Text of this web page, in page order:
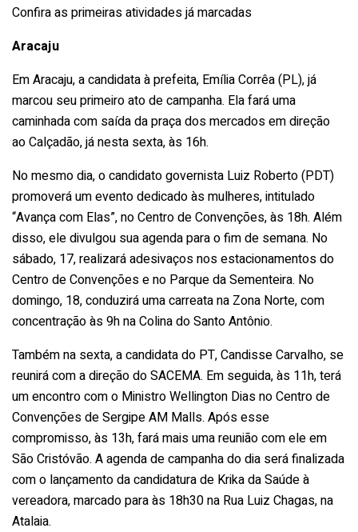
Confira as primeiras atividades já marcadas
Aracaju
Em Aracaju, a candidata à prefeita, Emília Corrêa (PL), já
marcou seu primeiro ato de campanha. Ela fará uma
caminhada com saída da praça dos mercados em direção
ao Calçadão, já nesta sexta, às 16h.
No mesmo dia, o candidato governista Luiz Roberto (PDT)
promoverá um evento dedicado às mulheres, intitulado
“Avança com Elas”, no Centro de Convenções, às 18h. Além
disso, ele divulgou sua agenda para o fim de semana. No
sábado, 17, realizará adesivaços nos estacionamentos do
Centro de Convenções e no Parque da Sementeira. No
domingo, 18, conduzirá uma carreata na Zona Norte, com
concentração às 9h na Colina do Santo Antônio.
Também na sexta, a candidata do PT, Candisse Carvalho, se
reunirá com a direção do SACEMA. Em seguida, às 11h, terá
um encontro com o Ministro Wellington Dias no Centro de
Convenções de Sergipe AM Malls. Após esse
compromisso, às 13h, fará mais uma reunião com ele em
São Cristóvão. A agenda de campanha do dia será finalizada
com o lançamento da candidatura de Krika da Saúde à
vereadora, marcado para às 18h30 na Rua Luiz Chagas, na
Atalaia.